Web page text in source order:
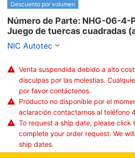
Descuento por volumen
Número de Parte: NHG-06-4-
Juego de tuercas cuadradas
50 piezas)【50 piezas por
NIC Autotec
Venta suspendida debido a alto
disculpas por las molestias.
por favor contáctenos.
Producto no disponible por el
aclaración contactarnos al teléfono
To request a ship date, please click
complete your order request. We
ship dates.